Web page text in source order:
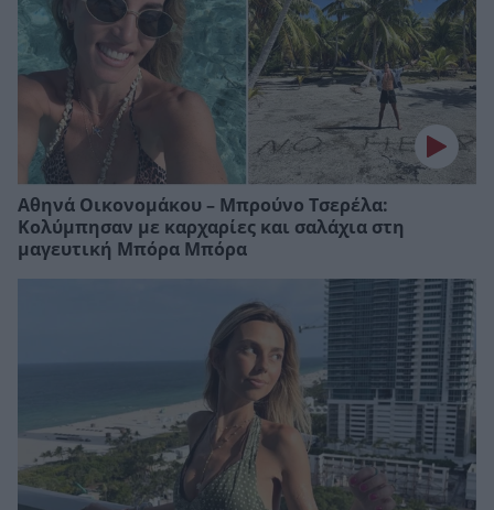
Αθηνά Οικονομάκου – Μπρούνο Τσερέλα:
Κολύμπησαν με καρχαρίες και σαλάχια στη
μαγευτική Μπόρα Μπόρα